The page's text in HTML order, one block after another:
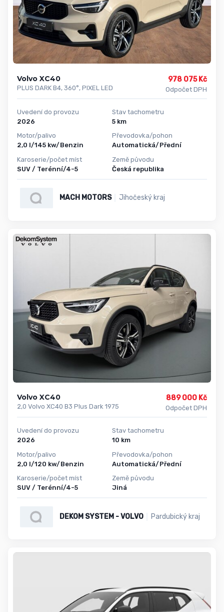
Volvo XC40
PLUS DARK B4, 360°, PIXEL LED
978 075 Kč
Odpočet DPH
Uvedení do provozu
2026
Motor/palivo
2,0 l/145 kw/Benzin
Karoserie/počet míst
SUV / Terénní/4-5
Stav tachometru
5 km
Převodovka/pohon
Automatická/Přední
Země původu
Česká republika
MACH MOTORS Jihočeský kraj
Volvo XC40
2,0 Volvo XC40 B3 Plus Dark 1975
889 000 Kč
Odpočet DPH
Uvedení do provozu
2026
Motor/palivo
2,0 l/120 kw/Benzin
Karoserie/počet míst
SUV / Terénní/4-5
Stav tachometru
10 km
Převodovka/pohon
Automatická/Přední
Země původu
Jiná
DEKOM SYSTEM - VOLVO Pardubický kraj